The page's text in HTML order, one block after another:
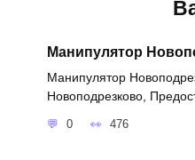
Манипулятор
Манипулятор
Новоподрезково,
0 476